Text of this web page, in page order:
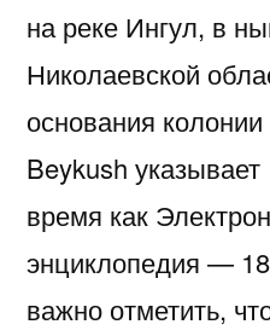
на реке Ингул, в
Николаевской
основания колонии
Beykush указывает
время как
энциклопедия —
важно отметить,